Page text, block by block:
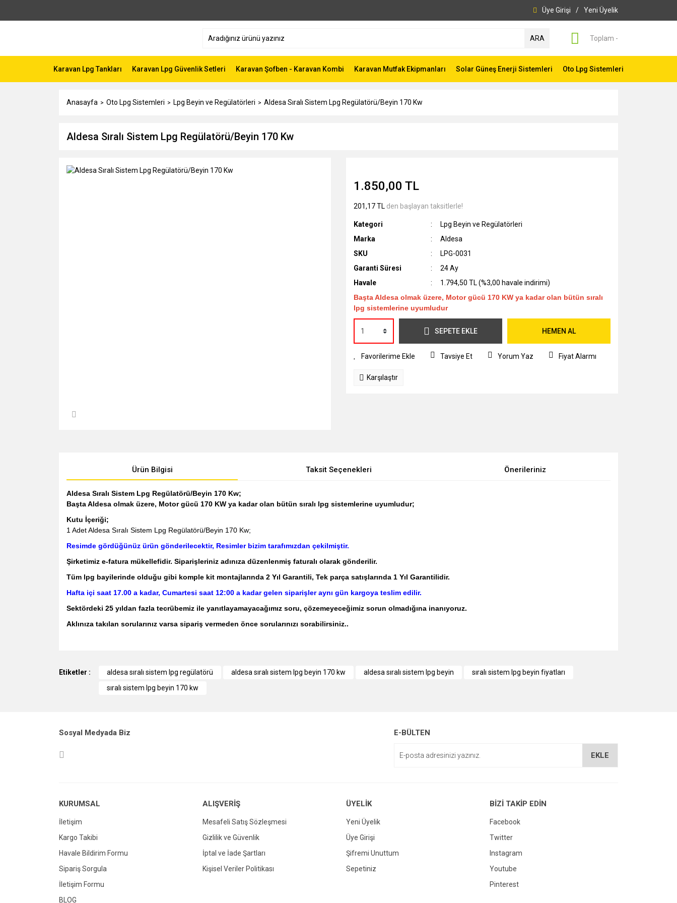
Üye Girişi / Yeni Üyelik
ARA Toplam -
Karavan Lpg Tankları Karavan Lpg Güvenlik Setleri Karavan Şofben - Karavan Kombi Karavan Mutfak Ekipmanları Solar Güneş Enerji Sistemleri Oto Lpg Sistemleri
Anasayfa Oto Lpg Sistemleri Lpg Beyin ve Regülatörleri Aldesa Sıralı Sistem Lpg Regülatörü/Beyin 170 Kw
Aldesa Sıralı Sistem Lpg Regülatörü/Beyin 170 Kw
1.850,00 TL
201,17 TL den başlayan taksitlerle!
Kategori
Lpg Beyin ve Regülatörleri
Marka
Aldesa
SKU
LPG-0031
Garanti Süresi
24 Ay
Havale
1.794,50 TL (%3,00 havale indirimi)
Başta Aldesa olmak üzere, Motor gücü 170 KW ya kadar olan bütün sıralı
lpg sistemlerine uyumludur
SEPETE EKLE HEMEN AL
Tavsiye Et Yorum Yaz Fiyat Alarmı
Karşılaştır
Ürün Bilgisi Taksit Seçenekleri Önerileriniz
Aldesa Sıralı Sistem Lpg Regülatörü/Beyin 170 Kw;
Başta Aldesa olmak üzere, Motor gücü 170 KW ya kadar olan bütün sıralı lpg sistemlerine uyumludur;
Kutu İçeriği;
1 Adet Aldesa Sıralı Sistem Lpg Regülatörü/Beyin 170 Kw;
Resimde gördüğünüz ürün gönderilecektir, Resimler bizim tarafımızdan çekilmiştir.
Şirketimiz e-fatura mükellefidir. Siparişleriniz adınıza düzenlenmiş faturalı olarak gönderilir.
Tüm lpg bayilerinde olduğu gibi komple kit montajlarında 2 Yıl Garantili, Tek parça satışlarında 1 Yıl Garantilidir.
Hafta içi saat 17.00 a kadar, Cumartesi saat 12:00 a kadar gelen siparişler aynı gün kargoya teslim edilir.
Sektördeki 25 yıldan fazla tecrübemiz ile yanıtlayamayacağımız soru, çözemeyeceğimiz sorun olmadığına inanıyoruz.
Aklınıza takılan sorularınız varsa sipariş vermeden önce sorularınızı sorabilirsiniz..
Ürün resmi kalitesiz, bozuk veya görüntülenemiyor.
Ürün fiyatı diğer sitelerden daha pahalı.
Gönder
Etiketler : aldesa sıralı sistem lpg regülatörü aldesa sıralı sistem lpg beyin 170 kw aldesa sıralı sistem lpg beyin
sıralı sistem lpg beyin fiyatları
sıralı sistem lpg beyin 170 kw
Sosyal Medyada Biz E-BÜLTEN
EKLE
KURUMSAL
İletişim
Kargo Takibi
Havale Bildirim Formu
Sipariş Sorgula
İletişim Formu
BLOG
ALIŞVERİŞ
Mesafeli Satış Sözleşmesi
Gizlilik ve Güvenlik
İptal ve İade Şartları
Kişisel Veriler Politikası
ÜYELİK
Yeni Üyelik
Üye Girişi
Şifremi Unuttum
Sepetiniz
BİZİ TAKİP EDİN
Facebook
Twitter
Instagram
Youtube
Pinterest